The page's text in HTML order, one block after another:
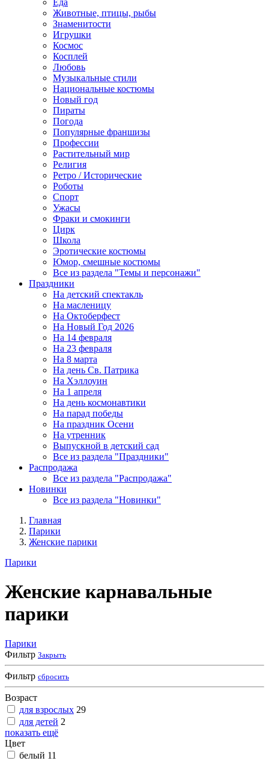
Еда
Животные, птицы, рыбы
Знаменитости
Игрушки
Космос
Косплей
Любовь
Музыкальные стили
Национальные костюмы
Новый год
Пираты
Погода
Популярные франшизы
Профессии
Растительный мир
Религия
Ретро / Исторические
Роботы
Спорт
Ужасы
Фраки и смокинги
Цирк
Школа
Эротические костюмы
Юмор, смешные костюмы
Все из раздела "Темы и персонажи"
Праздники
На детский спектакль
На масленицу
На Октоберфест
На Новый Год 2026
На 14 февраля
На 23 февраля
На 8 марта
На день Св. Патрика
На Хэллоуин
На 1 апреля
На день космонавтики
На парад победы
На праздник Осени
На утренник
Выпускной в детский сад
Все из раздела "Праздники"
Распродажа
Все из раздела "Распродажа"
Новинки
Все из раздела "Новинки"
Главная
Парики
Женские парики
Парики
Женские карнавальные
парики
Парики
Фильтр Закрыть
Фильтр сбросить
Возраст
для взрослых 29
для детей 2
показать ещё
Цвет
белый 11